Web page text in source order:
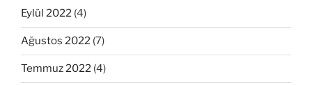
Eylül 2022 (4)
Ağustos 2022 (7)
Temmuz 2022 (4)